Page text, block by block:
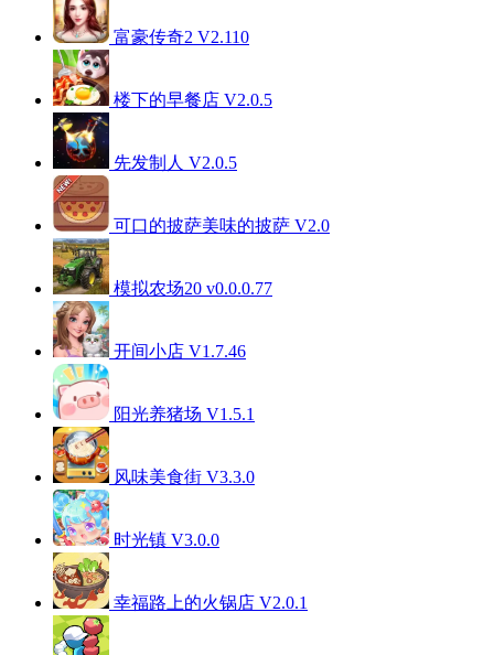
富豪传奇2 V2.110
楼下的早餐店 V2.0.5
先发制人 V2.0.5
可口的披萨美味的披萨 V2.0
模拟农场20 v0.0.0.77
开间小店 V1.7.46
阳光养猪场 V1.5.1
风味美食街 V3.3.0
时光镇 V3.0.0
幸福路上的火锅店 V2.0.1